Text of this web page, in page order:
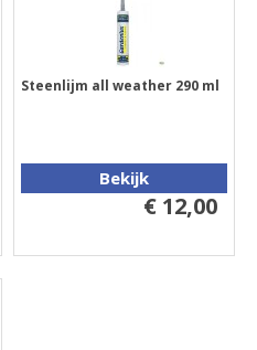
Steenlijm all weather 290 ml
Bekijk
€ 12,00